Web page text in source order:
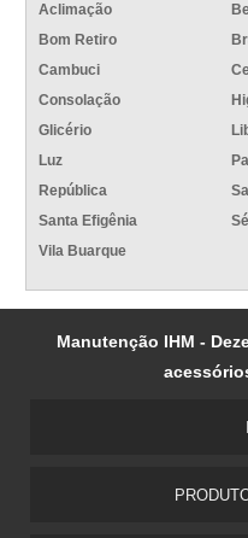
Aclimação
Bom Retiro
Cambuci
Consolação
Glicério
Luz
República
Santa Efigênia
Sé
Vila Buarque
Manutenção IHM -